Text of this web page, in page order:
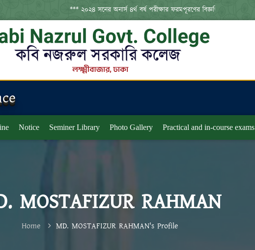
*** ২০২৪ সনের অনার্স ৪র্থ বর্ষ পরীক্ষার ফরমপূরণের বিজ্ঞপ্তি ***
Notice Seminer Library Photo Gallery Practical and in-course exams
MOSTAFIZUR RAHMAN
Home MD. MOSTAFIZUR RAHMAN's Profile